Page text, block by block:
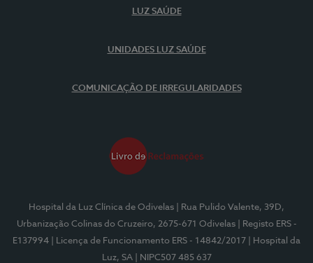
LUZ SAÚDE
UNIDADES LUZ SAÚDE
COMUNICAÇÃO DE IRREGULARIDADES
Hospital da Luz Clínica de Odivelas
| Rua Pulido Valente, 39D,
Urbanização Colinas do Cruzeiro, 2675-671 Odivelas
| Registo ERS -
E137994
| Licença de Funcionamento ERS - 14842/2017
| Hospital da
Luz, SA
| NIPC507 485 637